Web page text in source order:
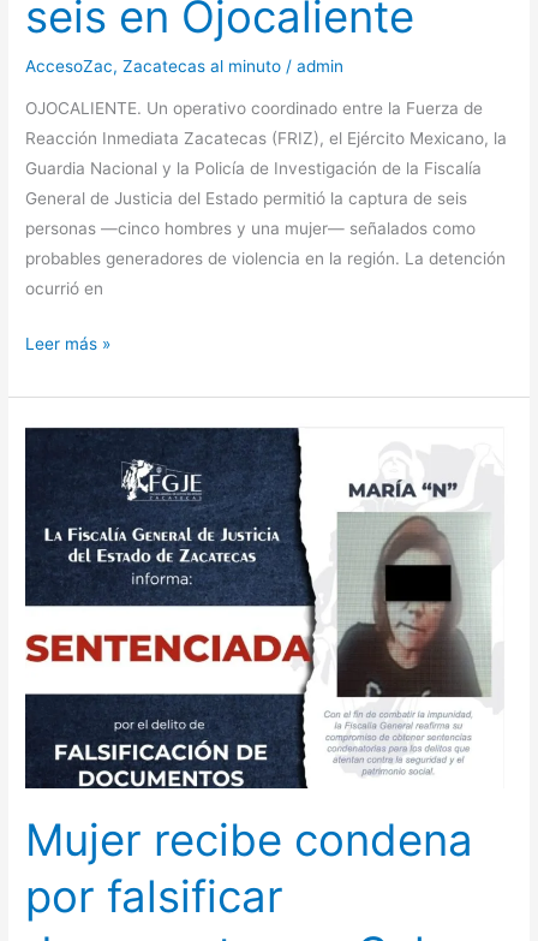
seis en Ojocaliente
AccesoZac,Zacatecas al minuto /admin
OJOCALIENTE. Un operativo coordinado entre la Fuerza de
Reacción Inmediata Zacatecas (FRIZ), el Ejército Mexicano, la
Guardia Nacional y la Policía de Investigación de la Fiscalía
General de Justicia del Estado permitió la captura de seis
personas —cinco hombres y una mujer— señalados como
probables generadores de violencia en la región. La detención
ocurrió en
Ejército
Guardia
Nacional
seis
Ojocaliente
Leer más »
Mujer recibe condena
por falsificar